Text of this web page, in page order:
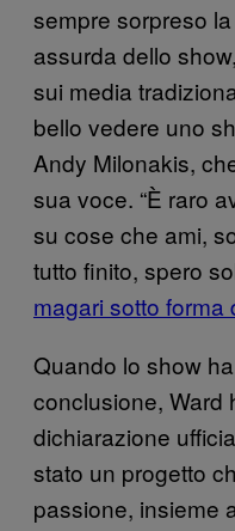
sempre sorpreso
assurda dello
sui media
bello vedere uno
Andy Milonakis,
sua voce. “È raro
su cose che ami,
tutto finito, spero
magari sotto forma
Quando lo show
conclusione, Ward
dichiarazione
stato un progetto
passione, insieme